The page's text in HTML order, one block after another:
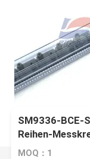
SM9336-BCE-
Reihen-
MOQ：1